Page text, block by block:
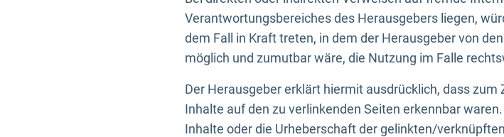
Verantwortungsbereiches des Herausgebers liegen,
dem Fall in Kraft treten, in dem der Herausgeber von
möglich und zumutbar wäre, die Nutzung im Falle
Der Herausgeber erklärt hiermit ausdrücklich, dass
Inhalte auf den zu verlinkenden Seiten erkennbar
Inhalte oder die Urheberschaft der gelinkten/